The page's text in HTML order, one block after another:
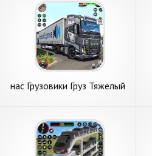
нас Грузовики Груз Тяжелый